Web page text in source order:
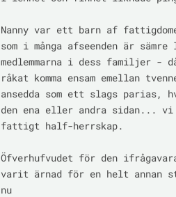
Nanny var ett barn af
som i många afseenden är
medlemmarna i dess familjer -
råkat komma ensam emellan
ansedda som ett slags parias,
den ena eller andra sidan... vi
fattigt half-herrskap.
Öfverhufvudet för den
varit ärnad för en helt annan
nu